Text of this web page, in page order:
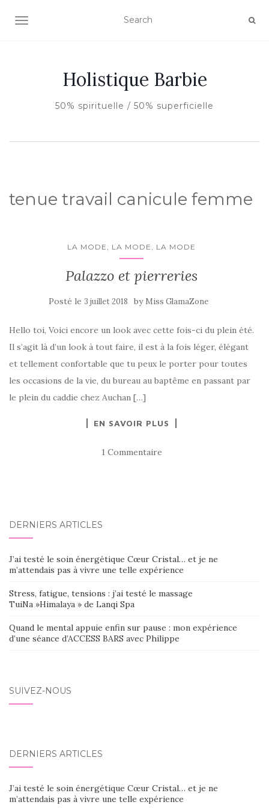
AFFICHER/MASQUER LA NAVIGATION
Holistique Barbie
50% spirituelle / 50% superficielle
tenue travail canicule femme
LA MODE, LA MODE, LA MODE
Palazzo et pierreries
Posté le 3 juillet 2018 by Miss GlamaZone
Hello toi, Voici encore un look avec cette fois-ci du plein été.
Il s’agit là d’un look à tout faire, il est à la fois léger, élégant
et tellement confortable que tu peux le porter pour toutes
les occasions de la vie, du bureau au baptême en passant par
le plein du caddie chez Auchan […]
EN SAVOIR PLUS
1 Commentaire
DERNIERS ARTICLES
J’ai testé le soin énergétique Cœur Cristal… et je ne
m’attendais pas à vivre une telle expérience
Stress, fatigue, tensions : j’ai testé le massage
TuiNa »Himalaya » de Lanqi Spa
Quand le mental appuie enfin sur pause : mon expérience
d’une séance d’ACCESS BARS avec Philippe
SUIVEZ-NOUS
DERNIERS ARTICLES
J’ai testé le soin énergétique Cœur Cristal… et je ne
m’attendais pas à vivre une telle expérience